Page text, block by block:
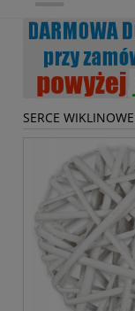
SERCE